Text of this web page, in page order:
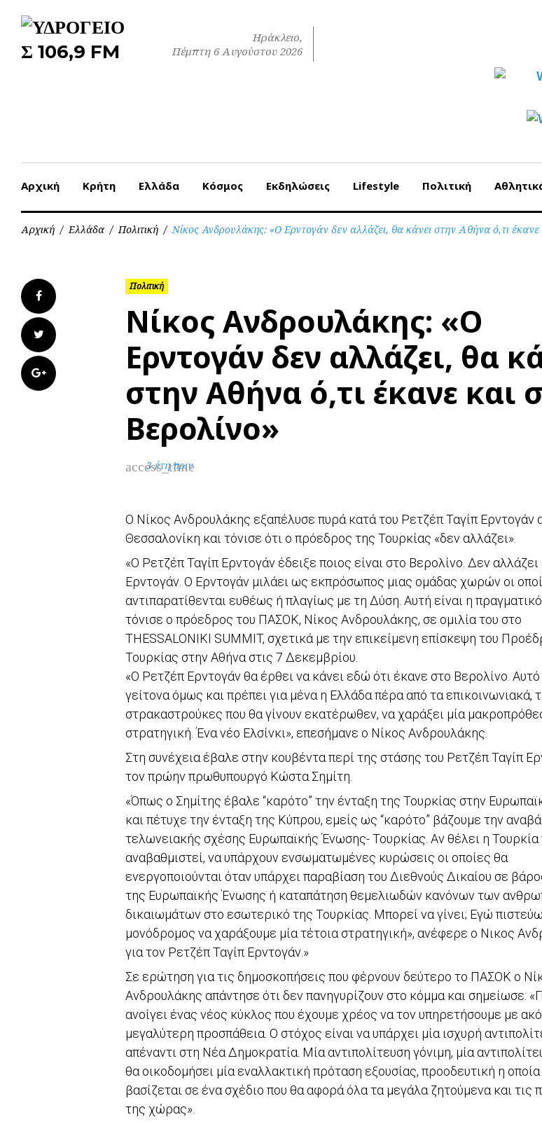
Ηράκλειο,
Πέμπτη 6 Αυγούστου 2026
Αρχική Κρήτη Ελλάδα Κόσμος Εκδηλώσεις Lifestyle Πολιτική
Αρχική / Ελλάδα / Πολιτική / Νίκος Ανδρουλάκης: «Ο Ερντογάν δεν αλλάζει, θα κάνει στην Αθήνα ό,τι έκανε
Facebook
Twitter
Google+
Πολιτική
Νίκος Ανδρουλάκης: «Ο
Ερντογάν δεν αλλάζει, θα
στην Αθήνα ό,τι έκανε και
Βερολίνο»
access_time
3 έτη πριν
Ο Νίκος Ανδρουλάκης εξαπέλυσε πυρά κατά του Ρετζέπ Ταγίπ Ερντογάν
Θεσσαλονίκη και τόνισε ότι ο πρόεδρος της Τουρκίας «δεν αλλάζει».
«Ο Ρετζέπ Ταγίπ Ερντογάν έδειξε ποιος είναι στο Βερολίνο. Δεν αλλάζει
Ερντογάν. Ο Ερντογάν μιλάει ως εκπρόσωπος μιας ομάδας χωρών οι
αντιπαρατίθενται ευθέως ή πλαγίως με τη Δύση. Αυτή είναι η
τόνισε ο πρόεδρος του ΠΑΣΟΚ, Νίκος Ανδρουλάκης, σε ομιλία του στο
THESSALONIKI SUMMIT, σχετικά με την επικείμενη επίσκεψη του
Τουρκίας στην Αθήνα στις 7 Δεκεμβρίου.
«Ο Ρετζέπ Ερντογάν θα έρθει να κάνει εδώ ότι έκανε στο Βερολίνο.
γείτονα όμως και πρέπει για μένα η Ελλάδα πέρα από τα επικοινωνιακά,
στρακαστρούκες που θα γίνουν εκατέρωθεν, να χαράξει μία
στρατηγική. Ένα νέο Ελσίνκι», επεσήμανε ο Νίκος Ανδρουλάκης.
Στη συνέχεια έβαλε στην κουβέντα περί της στάσης του Ρετζέπ Ταγίπ
τον πρώην πρωθυπουργό Κώστα Σημίτη.
«Όπως ο Σημίτης έβαλε “καρότο” την ένταξη της Τουρκίας στην
και πέτυχε την ένταξη της Κύπρου, εμείς ως “καρότο” βάζουμε την
τελωνειακής σχέσης Ευρωπαϊκής Ένωσης- Τουρκίας. Αν θέλει η Τουρκία
αναβαθμιστεί, να υπάρχουν ενσωματωμένες κυρώσεις οι οποίες θα
ενεργοποιούνται όταν υπάρχει παραβίαση του Διεθνούς Δικαίου σε
της Ευρωπαϊκής Ένωσης ή καταπάτηση θεμελιωδών κανόνων των
δικαιωμάτων στο εσωτερικό της Τουρκίας. Μπορεί να γίνει; Εγώ πιστεύω
μονόδρομος να χαράξουμε μία τέτοια στρατηγική», ανέφερε ο Νικος
για τον Ρετζέπ Ταγίπ Ερντογάν.»
Σε ερώτηση για τις δημοσκοπήσεις που φέρνουν δεύτερο το ΠΑΣΟΚ ο
Ανδρουλάκης απάντησε ότι δεν πανηγυρίζουν στο κόμμα και σημείωσε:
ανοίγει ένας νέος κύκλος που έχουμε χρέος να τον υπηρετήσουμε με
μεγαλύτερη προσπάθεια. Ο στόχος είναι να υπάρχει μία ισχυρή
απέναντι στη Νέα Δημοκρατία. Μία αντιπολίτευση γόνιμη, μία
θα οικοδομήσει μία εναλλακτική πρόταση εξουσίας, προοδευτική η
βασίζεται σε ένα σχέδιο που θα αφορά όλα τα μεγάλα ζητούμενα και τις
της χώρας».